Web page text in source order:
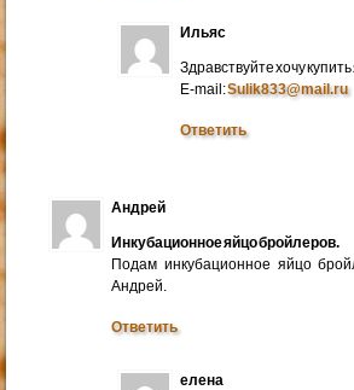
Ильяс
Здравствуйте хочу
E-mail:Sulik833@mail.ru
Ответить
Андрей
Инкубационное яйцо бройлеров.
Подам инкубационное яйцо
Андрей.
Ответить
елена